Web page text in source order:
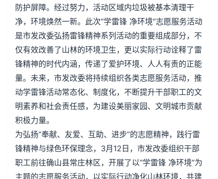
防护屏障。经过努力，活动区域内垃圾被基本清理干
净，环境焕然一新。此次“学雷锋 净环境”志愿服务活动
是市发改委弘扬雷锋精神系列活动的重要组成部分，不
仅有效改善了山林的环境卫生，更以实际行动诠释了雷
锋精神的时代内涵，传递了爱护环境、人人有责的正能
量。未来，市发改委将持续组织各类志愿服务活动，推
动学雷锋活动常态化、制度化，不断提升干部职工的文
明素养和社会责任感，为建设美丽家园、文明城市贡献
积极力量。
为弘扬“奉献、友爱、互助、进步”的志愿精神，践行雷
锋精神与绿色环保理念，3月12日，市发改委组织干部
职工前往确山县常庄林区，开展了以“学雷锋 净环境”为
主题的志愿服务活动，以实际行动净化山林环境，共建